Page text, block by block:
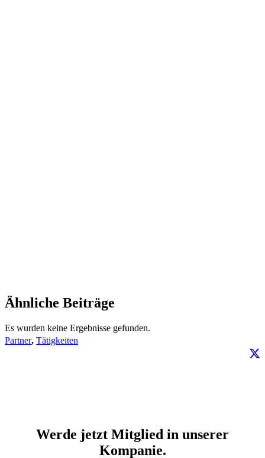
Ähnliche Beiträge
Es wurden keine Ergebnisse gefunden.
Partner, Tätigkeiten
Werde jetzt Mitglied in unserer
Kompanie.